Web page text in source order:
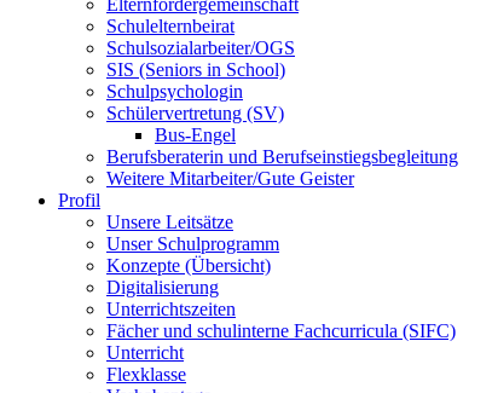
Elternfördergemeinschaft
Schulelternbeirat
Schulsozialarbeiter/OGS
SIS (Seniors in School)
Schulpsychologin
Schülervertretung (SV)
Bus-Engel
Berufsberaterin und Berufseinstiegsbegleitung
Weitere Mitarbeiter/Gute Geister
Profil
Unsere Leitsätze
Unser Schulprogramm
Konzepte (Übersicht)
Digitalisierung
Unterrichtszeiten
Fächer und schulinterne Fachcurricula (SIFC)
Unterricht
Flexklasse